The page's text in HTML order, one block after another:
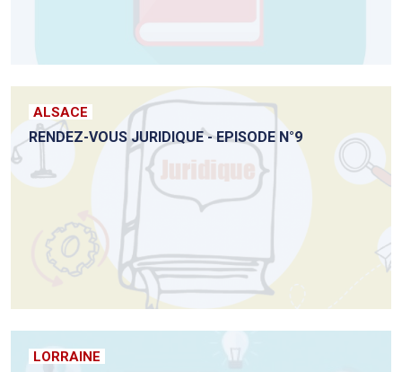
ALSACE
RENDEZ-VOUS JURIDIQUE - EPISODE N°9
LORRAINE